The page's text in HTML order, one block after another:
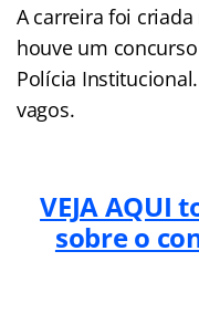
A carreira foi
houve um
Polícia
vagos.
VEJA AQUI
sobre o